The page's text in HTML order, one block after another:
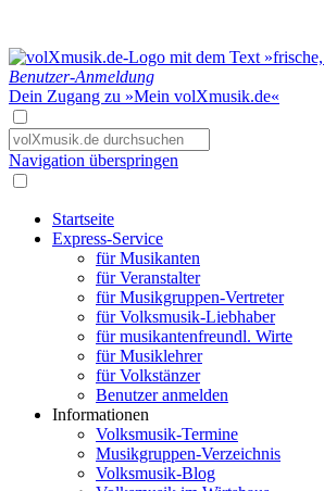
Benutzer-Anmeldung
Dein Zugang zu »Mein volXmusik.de«
Navigation überspringen
Startseite
Express-Service
für Musikanten
für Veranstalter
für Musikgruppen-Vertreter
für Volksmusik-Liebhaber
für musikantenfreundl. Wirte
für Musiklehrer
für Volkstänzer
Benutzer anmelden
Informationen
Volksmusik-Termine
Musikgruppen-Verzeichnis
Volksmusik-Blog